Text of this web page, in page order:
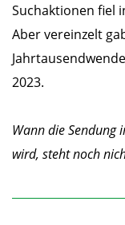
Suchaktionen fiel
Aber vereinzelt
2023.
Wann die Sendung
wird, steht noch